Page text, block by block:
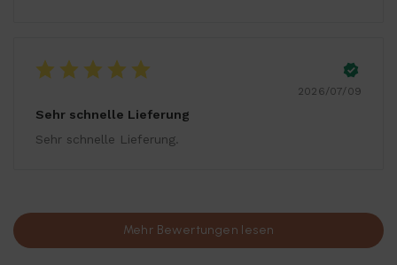
2026/07/09
Sehr schnelle Lieferung
Sehr schnelle Lieferung.
Mehr Bewertungen lesen